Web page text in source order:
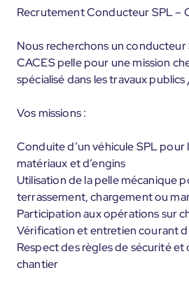
Recrutement Conducteur SPL –
Nous recherchons un conducteur
CACES pelle pour une mission
spécialisé dans les travaux
Vos missions :
Conduite d’un véhicule SPL pour
matériaux et d’engins
Utilisation de la pelle mécanique
terrassement, chargement ou
Participation aux opérations sur
Vérification et entretien courant
Respect des règles de sécurité et
chantier